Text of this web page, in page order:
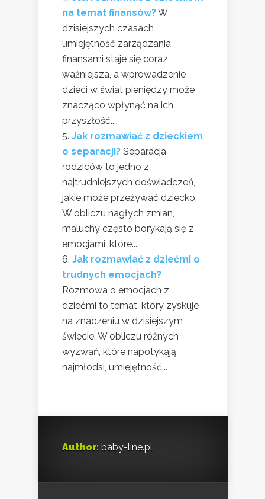
na temat finansów?W
dzisiejszych czasach
umiejętność zarządzania
finansami staje się coraz
ważniejsza, a wprowadzenie
dzieci w świat pieniędzy może
znacząco wpłynąć na ich
przyszłość....
Jak rozmawiać z dzieckiem
o separacji? Separacja
rodziców to jedno z
najtrudniejszych doświadczeń,
jakie może przeżywać dziecko.
W obliczu nagłych zmian,
maluchy często borykają się z
emocjami, które...
Jak rozmawiać z dziećmi o
trudnych emocjach?
Rozmowa o emocjach z
dziećmi to temat, który zyskuje
na znaczeniu w dzisiejszym
świecie. W obliczu różnych
wyzwań, które napotykają
najmłodsi, umiejętność...
Author: baby-line.pl